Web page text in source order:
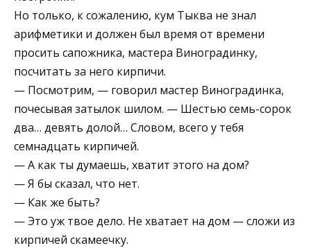
Но только, к сожалению, кум Тыква не знал
арифметики и должен был время от времени
просить сапожника, мастера Виноградинку,
посчитать за него кирпичи.
— Посмотрим, — говорил мастер Виноградинка,
почесывая затылок шилом. — Шестью семь-сорок
два… девять долой… Словом, всего у тебя
семнадцать кирпичей.
— А как ты думаешь, хватит этого на дом?
— Я бы сказал, что нет.
— Как же быть?
— Это уж твое дело. Не хватает на дом — сложи из
кирпичей скамеечку.